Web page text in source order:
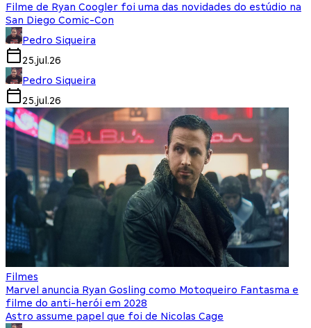
Filme de Ryan Coogler foi uma das novidades do estúdio na
San Diego Comic-Con
Pedro Siqueira
25.jul.26
Pedro Siqueira
25.jul.26
Filmes
Marvel anuncia Ryan Gosling como Motoqueiro Fantasma e
filme do anti-herói em 2028
Astro assume papel que foi de Nicolas Cage